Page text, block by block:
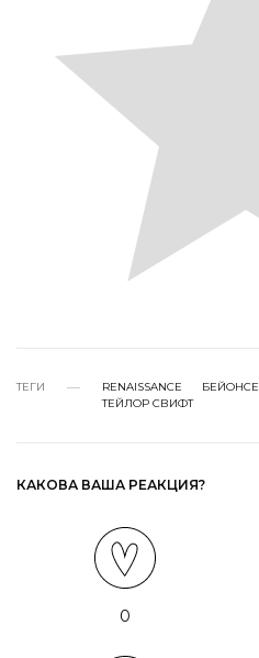
ТЕГИ RENAISSANCE БЕЙОНСЕ
ТЕЙЛОР СВИФТ
КАКОВА ВАША РЕАКЦИЯ?
0